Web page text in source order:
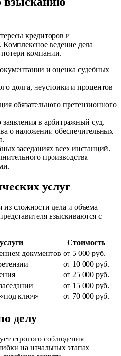
кредиторов и
ведение дела
компании.
и оценка судебных
долга, неустойки и процентов
обязательного претензионного
заявления в арбитражный суд.
о наложении обеспечительных
заседаниях всех инстанций.
производства
услуг
сложности дела и объема
взыскиваются с
Стоимость
документов от 5 000 руб.
от 10 000 руб.
от 25 000 руб.
от 15 000 руб.
ключ»
от 70 000 руб.
делу
строгого соблюдения
на начальных этапах